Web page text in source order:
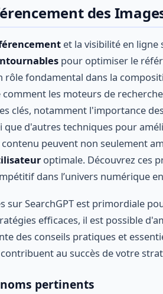
des
et la visibilité en
pour optimiser le
rôle fondamental dans la
les moteurs de
clés, notamment l'importance
que d'autres techniques pour
peuvent non seulement
optimale. Découvrez ces
dans l’univers numérique
sur SearchGPT est primordiale
efficaces, il est possible
des conseils pratiques et
au succès de votre
pertinents